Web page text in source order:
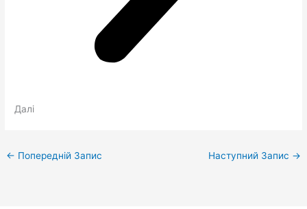
Далі
← Попередній Запис Наступний Запис →